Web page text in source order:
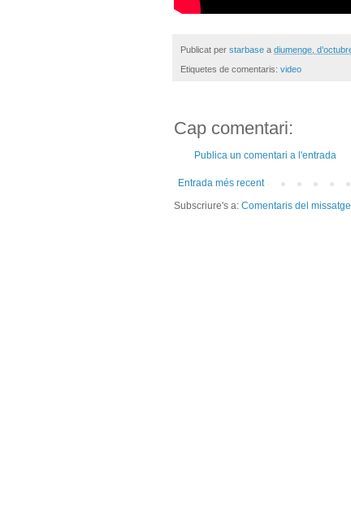
Publicat per starbase a diumenge,
Etiquetes de comentaris: video
Cap comentari:
Publica un comentari a l'entrada
Entrada més recent
Subscriure's a: Comentaris del